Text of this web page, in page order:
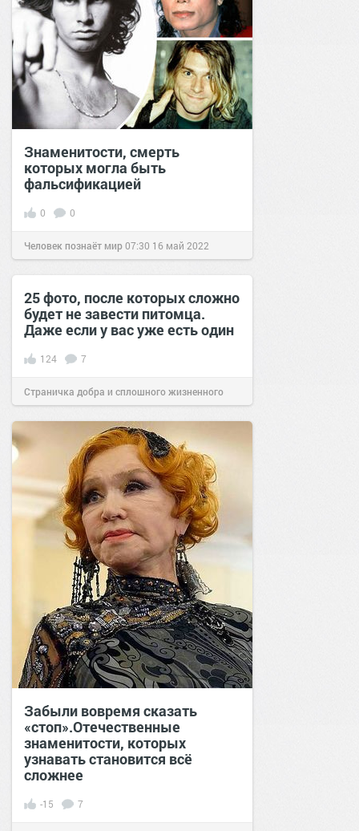
Знаменитости, смерть
которых могла быть
фальсификацией
0 0
Человек познаёт мир07:30 16 май 2022
25 фото, после которых сложно
будет не завести питомца.
Даже если у вас уже есть один
124 7
Страничка добра и сплошного жизненного
позитива!20:4419 мар 2019
Забыли вовремя сказать
«стоп».Отечественные
знаменитости, которых
узнавать становится всё
сложнее
-15 7